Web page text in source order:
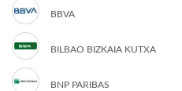
BBVA
BILBAO BIZKAIA KUTXA
BNP PARIBAS